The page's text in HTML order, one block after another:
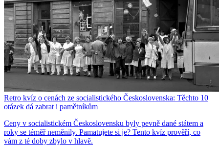
Retro kvíz o cenách ze socialistického Československa: Těchto 10
otázek dá zabrat i pamětníkům
Ceny v socialistickém Československu byly pevně dané státem a
roky se téměř neměnily. Pamatujete si je? Tento kvíz prověří, co
vám z té doby zbylo v hlavě.